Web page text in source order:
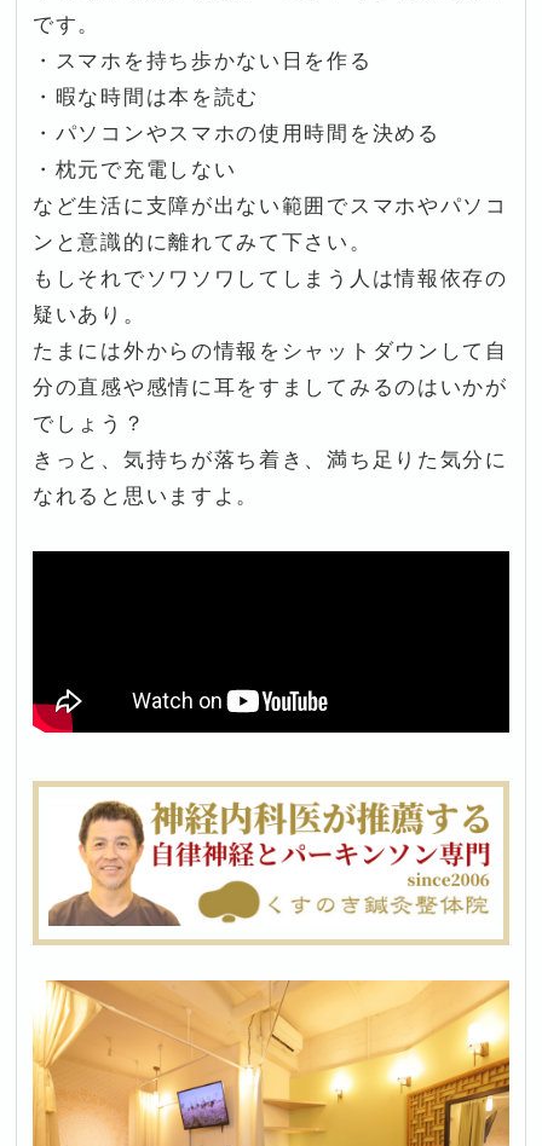
です。
・スマホを持ち歩かない日を作る
・暇な時間は本を読む
・パソコンやスマホの使用時間を決める
・枕元で充電しない
など生活に支障が出ない範囲でスマホやパソコ
ンと意識的に離れてみて下さい。
もしそれでソワソワしてしまう人は情報依存の
疑いあり。
たまには外からの情報をシャットダウンして自
分の直感や感情に耳をすましてみるのはいかが
でしょう？
きっと、気持ちが落ち着き、満ち足りた気分に
なれると思いますよ。